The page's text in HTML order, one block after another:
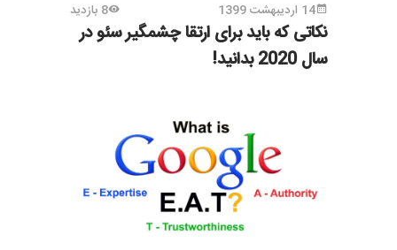
14 اردیبهشت 1399 8 بازدید
نکاتی که باید برای ارتقا چشمگیر سئو در
سال 2020 بدانید!